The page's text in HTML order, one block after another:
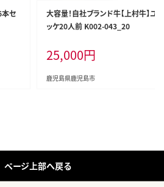
本セ
大容量！自社ブランド牛【上村牛】ユ
ッケ20人前 K002-043_20
25,000円
鹿児島県鹿児島市
ページ上部へ戻る